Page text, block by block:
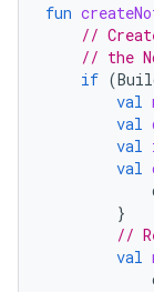
fun
//
// the
if (
val
val
val
val
}
//
val